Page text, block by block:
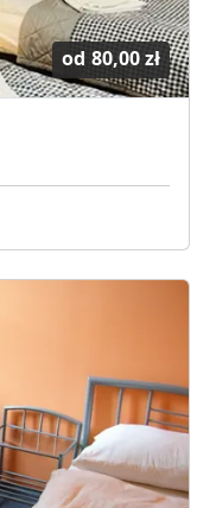
od 80,00 zł